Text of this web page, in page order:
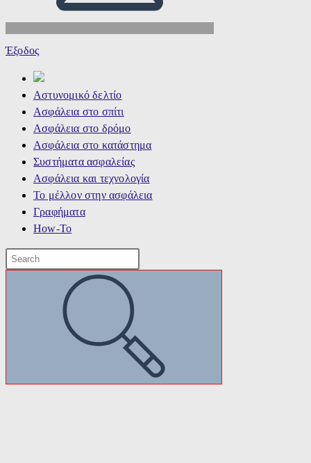
Έξοδος
Αστυνομικό δελτίο
Ασφάλεια στο σπίτι
Ασφάλεια στο δρόμο
Ασφάλεια στο κατάστημα
Συστήματα ασφαλείας
Ασφάλεια και τεχνολογία
Το μέλλον στην ασφάλεια
Γραφήματα
How-To